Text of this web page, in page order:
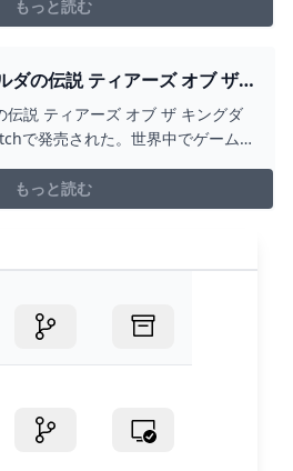
もっと読む
ダの伝説 ティアーズ オブ ザ
ー。『ティアキン』がもたら
間｜TOKYO ART BEAT
伝説 ティアーズ オブ ザ キングダ
で発売された。世界中でゲームフ
』もっと読む